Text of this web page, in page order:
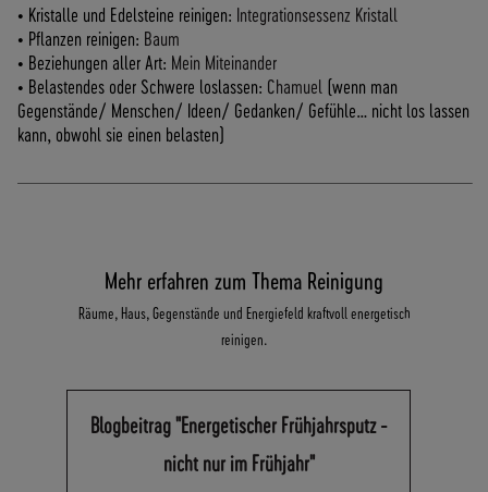
• Kristalle und Edelsteine reinigen: Integrationsessenz Kristall
• Pflanzen reinigen: Baum
• Beziehungen aller Art: Mein Miteinander
• Belastendes oder Schwere loslassen: Chamuel (wenn man
Gegenstände/ Menschen/ Ideen/ Gedanken/ Gefühle… nicht los lassen
kann, obwohl sie einen belasten)
Mehr erfahren zum Thema Reinigung
Räume, Haus, Gegenstände und Energiefeld kraftvoll energetisch
reinigen.
Blogbeitrag "Energetischer Frühjahrsputz -
nicht nur im Frühjahr"